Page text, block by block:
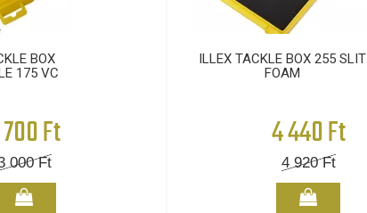
BOX
175 VC
Ft
000Ft
ILLEX TACKLE BOX 255 SLIT
FOAM
4 440 Ft
4 920Ft